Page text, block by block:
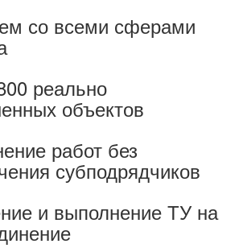
со всеми сферами
реально
объектов
работ без
субподрядчиков
и выполнение ТУ на